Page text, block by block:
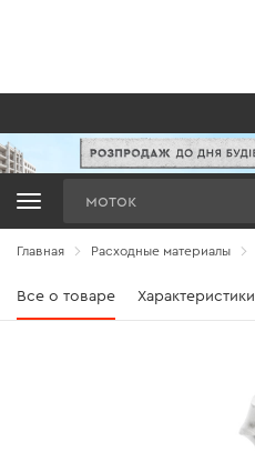
Главная Расходные материалы
Все о товаре Характеристики